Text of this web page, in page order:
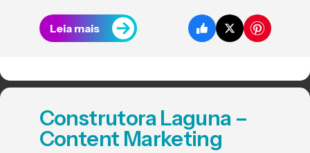
Leia mais
Construtora Laguna –
Content Marketing